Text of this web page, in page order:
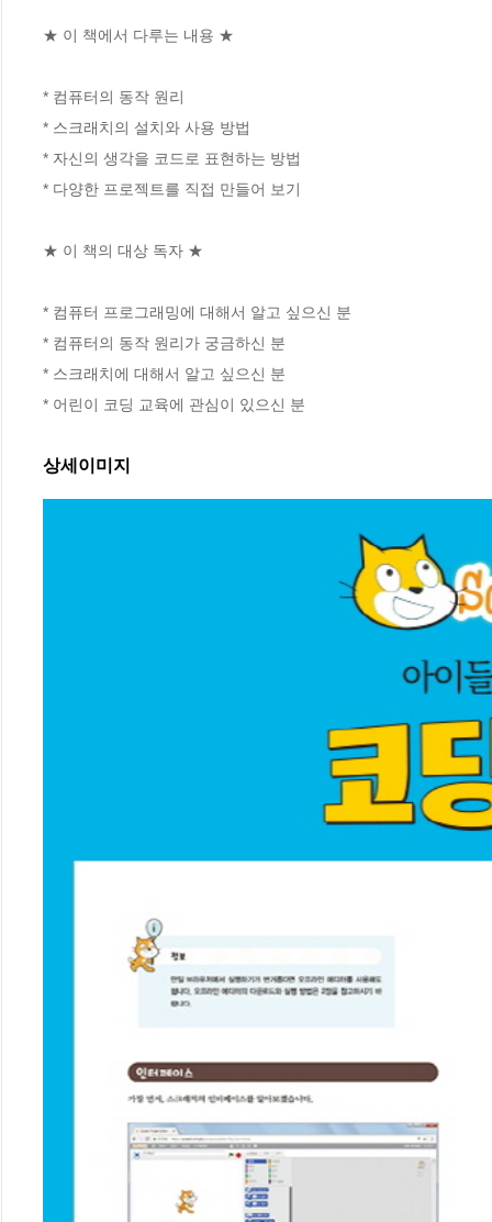
★ 이 책에서 다루는 내용 ★
* 컴퓨터의 동작 원리
* 스크래치의 설치와 사용 방법
* 자신의 생각을 코드로 표현하는 방법
* 다양한 프로젝트를 직접 만들어 보기
★ 이 책의 대상 독자 ★
* 컴퓨터 프로그래밍에 대해서 알고 싶으신 분
* 컴퓨터의 동작 원리가 궁금하신 분
* 스크래치에 대해서 알고 싶으신 분
* 어린이 코딩 교육에 관심이 있으신 분
상세이미지